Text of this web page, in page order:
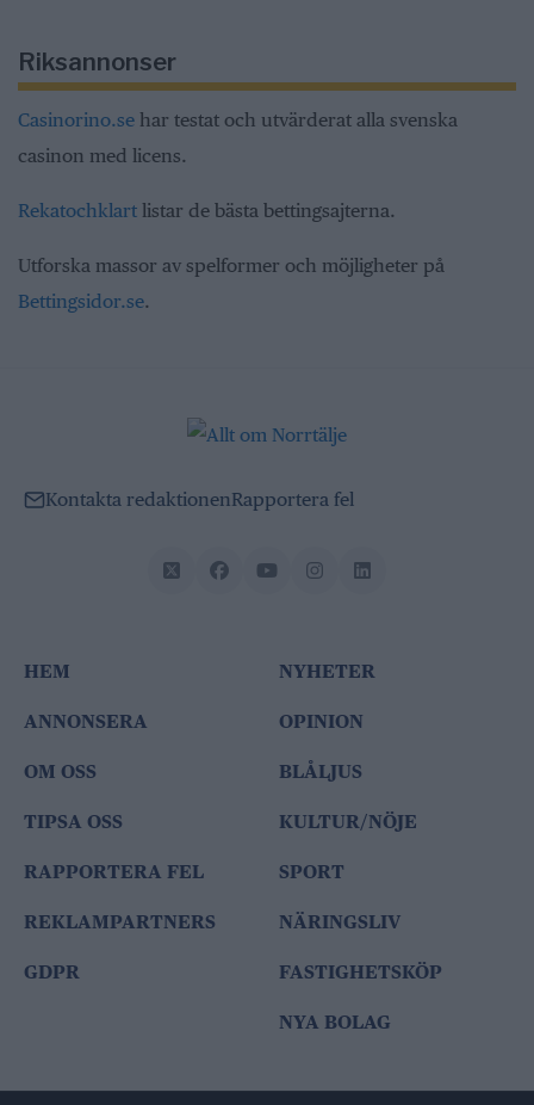
Riksannonser
Casinorino.se har testat och utvärderat alla svenska
casinon med licens.
Rekatochklart listar de bästa bettingsajterna.
Utforska massor av spelformer och möjligheter på
Bettingsidor.se.
Kontakta redaktionenRapportera fel
HEM
ANNONSERA
OM OSS
TIPSA OSS
RAPPORTERA FEL
REKLAMPARTNERS
GDPR
NYHETER
OPINION
BLÅLJUS
KULTUR/NÖJE
SPORT
NÄRINGSLIV
FASTIGHETSKÖP
NYA BOLAG